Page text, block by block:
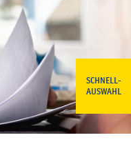
SCHNELL-
AUSWAHL